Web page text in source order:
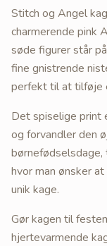
Stitch og Angel
charmerende pink
søde figurer står
fine gnistrende
perfekt til at tilføje
Det spiselige print
og forvandler den
hvor man ønsker
unik kage.
Gør kagen til
hjertevarmende